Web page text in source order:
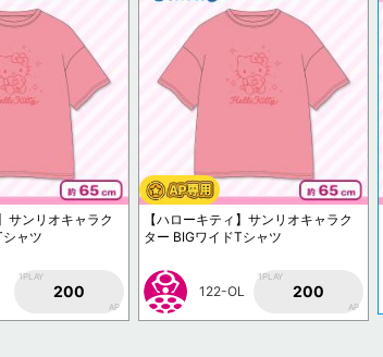
サンリオキャラク
ャツ
1PLAY
200
AP
【ハローキティ】サンリオキャラク
ター BIGワイドTシャツ
122-OL
1PLAY
200
AP